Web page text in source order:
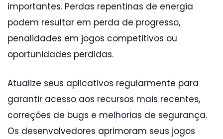
importantes. Perdas repentinas de energia
podem resultar em perda de progresso,
penalidades em jogos competitivos ou
oportunidades perdidas.
Atualize seus aplicativos regularmente para
garantir acesso aos recursos mais recentes,
correções de bugs e melhorias de segurança.
Os desenvolvedores aprimoram seus jogos